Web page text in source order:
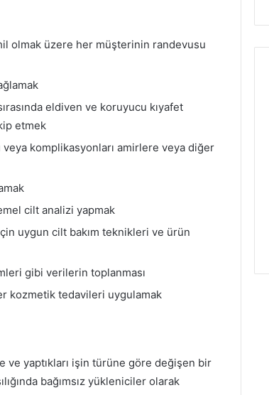
olmak üzere her müşterinin randevusu
eldiven ve koruyucu kıyafet
etmek
komplikasyonları amirlere veya diğer
cilt analizi yapmak
uygun cilt bakım teknikleri ve ürün
gibi verilerin toplanması
kozmetik tedavileri uygulamak
ve yaptıkları işin türüne göre değişen bir
bağımsız yükleniciler olarak